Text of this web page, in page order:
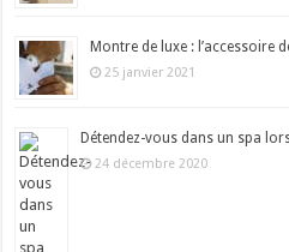
Montre de luxe : l’accessoire
25 janvier 2021
Détendez-vous dans un spa
24 décembre 2020